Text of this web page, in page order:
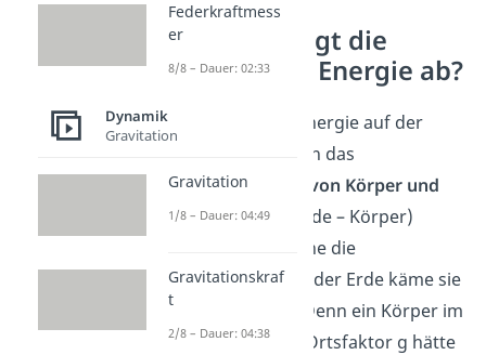
Wovon hängt die
potentielle Energie ab?
Die potentielle Energie auf der
Erde ist nur durch das
Zusammenspiel von Körper und
Erde(Systems Erde – Körper)
vorzufinden. Ohne die
Anziehungskraft der Erde käme sie
nicht zustande. Denn ein Körper im
Weltraum ohne Ortsfaktor g hätte
Federkraftmess
er
8/8 – Dauer: 02:33
Dynamik
Gravitation
Gravitation
1/8 – Dauer: 04:49
Gravitationskraf
t
2/8 – Dauer: 04:38